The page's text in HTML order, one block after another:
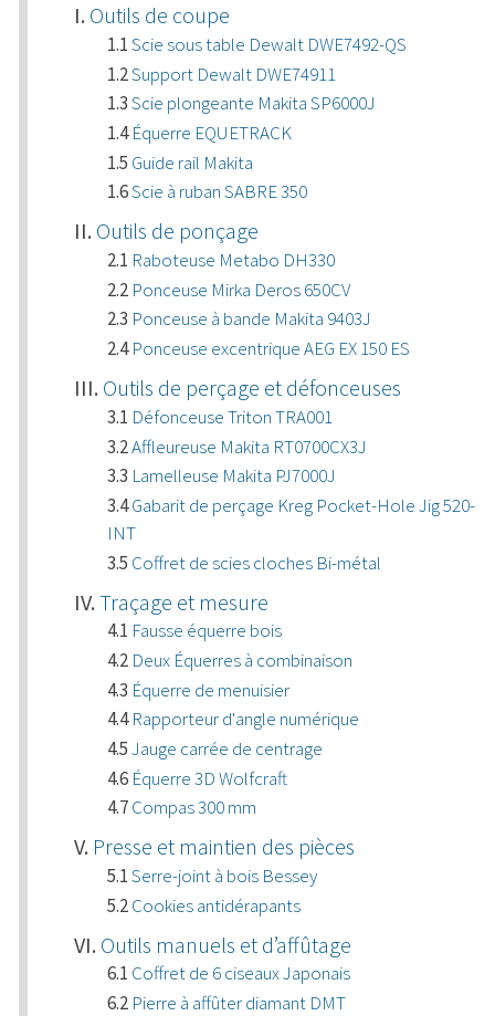
Outils de coupe
Scie sous table Dewalt DWE7492-QS
Support Dewalt DWE74911
Scie plongeante Makita SP6000J
Équerre EQUETRACK
Guide rail Makita
Scie à ruban SABRE 350
Outils de ponçage
Raboteuse Metabo DH330
Ponceuse Mirka Deros 650CV
Ponceuse à bande Makita 9403J
Ponceuse excentrique AEG EX 150 ES
Outils de perçage et défonceuses
Défonceuse Triton TRA001
Affleureuse Makita RT0700CX3J
Lamelleuse Makita PJ7000J
Gabarit de perçage Kreg Pocket-Hole Jig 520-
INT
Coffret de scies cloches Bi-métal
Traçage et mesure
Fausse équerre bois
Deux Équerres à combinaison
Équerre de menuisier
Rapporteur d'angle numérique
Jauge carrée de centrage
Équerre 3D Wolfcraft
Compas 300 mm
Presse et maintien des pièces
Serre-joint à bois Bessey
Cookies antidérapants
Outils manuels et d’affûtage
Coffret de 6 ciseaux Japonais
Pierre à affûter diamant DMT